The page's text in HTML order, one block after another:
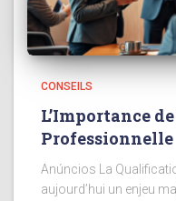
CONSEILS
L’Importance
Professionnelle
Anúncios La
aujourd’hui un enjeu